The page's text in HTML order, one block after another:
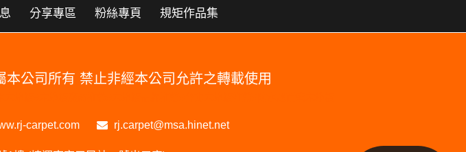
分享專區 粉絲專頁 規矩作品集
公司所有 禁止非經本公司允許之轉載使用
carpet.com rj.carpet@msa.hinet.net